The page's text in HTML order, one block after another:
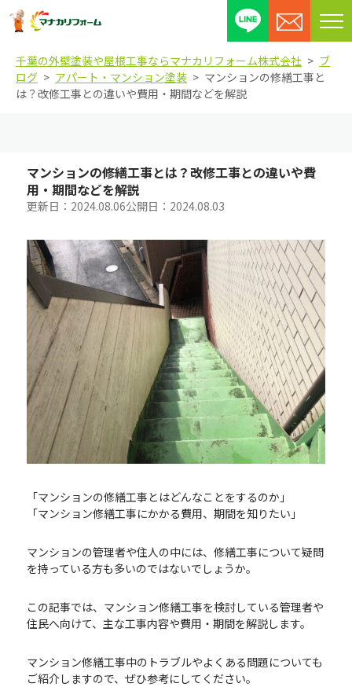
メ
ニ
千葉の外壁塗装や屋根工事ならマナカリフォーム株式会社
ブ
ログ
アパート・マンション塗装
マンションの修繕工事と
は？改修工事との違いや費用・期間などを解説
マンションの修繕工事とは？改修工事との違いや費
用・期間などを解説
更新日： 2024.08.06公開日： 2024.08.03
「マンションの修繕工事とはどんなことをするのか」
「マンション修繕工事にかかる費用、期間を知りたい」
マンションの管理者や住人の中には、修繕工事について疑問
を持っている方も多いのではないでしょうか。
この記事では、マンション修繕工事を検討している管理者や
住民へ向けて、主な工事内容や費用・期間を解説します。
マンション修繕工事中のトラブルやよくある問題についても
ご紹介しますので、ぜひ参考にしてください。